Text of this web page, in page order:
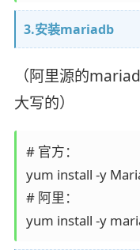
3.安装mariadb
（阿里源的
大写的）
# 官方：
yum install -y
# 阿里：
yum install -y